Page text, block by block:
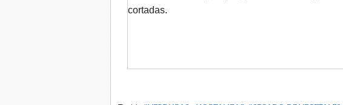
cortadas.